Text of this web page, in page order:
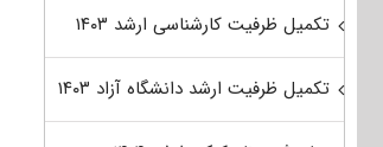
تکمیل ظرفیت کارشناسی ارشد ۱۴۰۳
تکمیل ظرفیت ارشد دانشگاه آزاد ۱۴۰۳